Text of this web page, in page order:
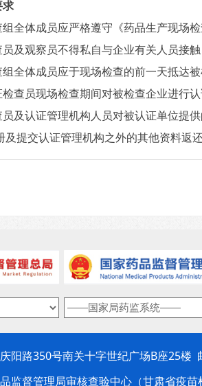
求
组全体成员应严格遵守《药品生产现场
员及观察员不得私自与企业有关人员接
组全体成员应于现场检查的前一天抵达
检查员现场检查期间对被检查企业进行
员及认证管理机构人员对被认证单位提
及提交认证管理机构之外的其他资料返
阳路350号南关十字世纪广场B座25
监督管理局审核查验中心（甘肃省疫